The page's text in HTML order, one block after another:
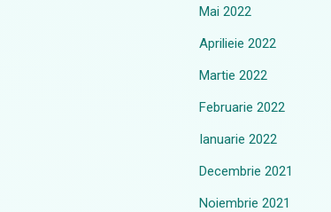
Mai 2022
Aprilieie 2022
Martie 2022
Februarie 2022
Ianuarie 2022
Decembrie 2021
Noiembrie 2021